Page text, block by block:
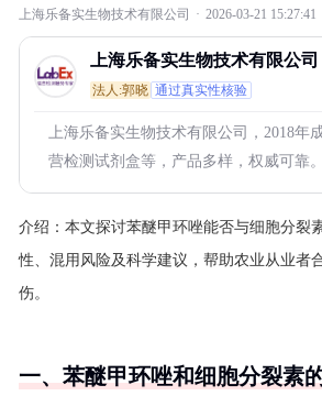
上海乐备实生物技术有限公司 · 2026-03-21 15:27:41
上海乐备实生物技术有限公司
法人:郭晓 通过真实性核验
上海乐备实生物技术有限公司，2018年
营检测试剂盒等，产品多样，权威可靠。
介绍： 本文探讨苯醚甲环唑能否与细胞分裂
性、混用风险及科学建议，帮助农业从业者
伤。
一、苯醚甲环唑和细胞分裂素